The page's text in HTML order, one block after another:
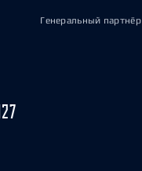
Генеральный партнёр